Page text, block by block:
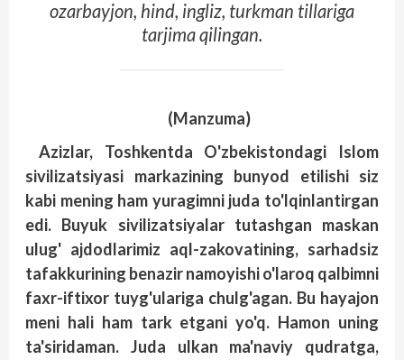
ozarbayjon, hind, ingliz, turkman tillariga
tarjima qilingan.
(Manzuma)
Azizlar, Toshkentda O'zbekistondagi Islom
sivilizatsiyasi markazining bunyod etilishi siz
kabi mening ham yuragimni juda to'lqinlantirgan
edi. Buyuk sivilizatsiyalar tutashgan maskan
ulug' ajdodlarimiz aql-zakovatining, sarhadsiz
tafakkurining benazir namoyishi o'laroq qalbimni
faxr-iftixor tuyg'ulariga chulg'agan. Bu hayajon
meni hali ham tark etgani yo'q. Hamon uning
ta'siridaman. Juda ulkan ma'naviy qudratga,